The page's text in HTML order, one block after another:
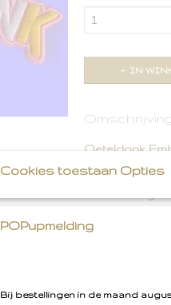
IN
Oeteldonk
Cookies toestaan Opties
POPupmelding
Bij bestellingen in de maand